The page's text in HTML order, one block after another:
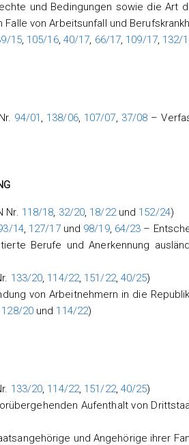
und Bedingungen sowie die Art
von Arbeitsunfall und
15, 105/16, 40/17, 66/17, 109/17, 132/
94/01 , 138/06, 107/07, 37/08 –
Nr. 118/18, 32/20, 18/22und 152/24)
14, 127/17und 98/19, 64/23 –
Berufe und Anerkennung
133/20, 114/22, 151/22, 40/25)
von Arbeitnehmern in die
128/20und 114/22)
133/20, 114/22, 151/22, 40/25)
Aufenthalt von
und Angehörige ihrer